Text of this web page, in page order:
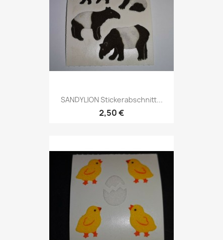
SANDYLION Stickerabschnitt...
2,50 €